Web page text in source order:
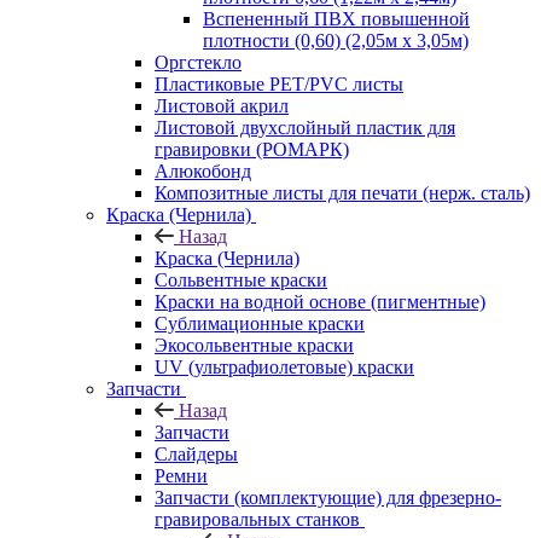
Вспененный ПВХ повышенной
плотности (0,60) (2,05м х 3,05м)
Оргстекло
Пластиковые PET/PVC листы
Листовой акрил
Листовой двухслойный пластик для
гравировки (РОМАРК)
Алюкобонд
Композитные листы для печати (нерж. сталь)
Краска (Чернила)
Назад
Краска (Чернила)
Сольвентные краски
Краски на водной основе (пигментные)
Сублимационные краски
Экосольвентные краски
UV (ультрафиолетовые) краски
Запчасти
Назад
Запчасти
Слайдеры
Ремни
Запчасти (комплектующие) для фрезерно-
гравировальных станков